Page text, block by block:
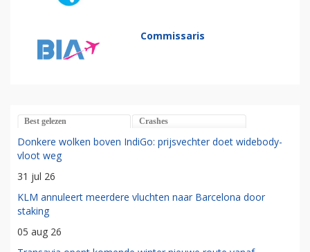
Commissaris
Best gelezen Crashes
Donkere wolken boven IndiGo: prijsvechter doet widebody-
vloot weg
31 jul 26
KLM annuleert meerdere vluchten naar Barcelona door
staking
05 aug 26